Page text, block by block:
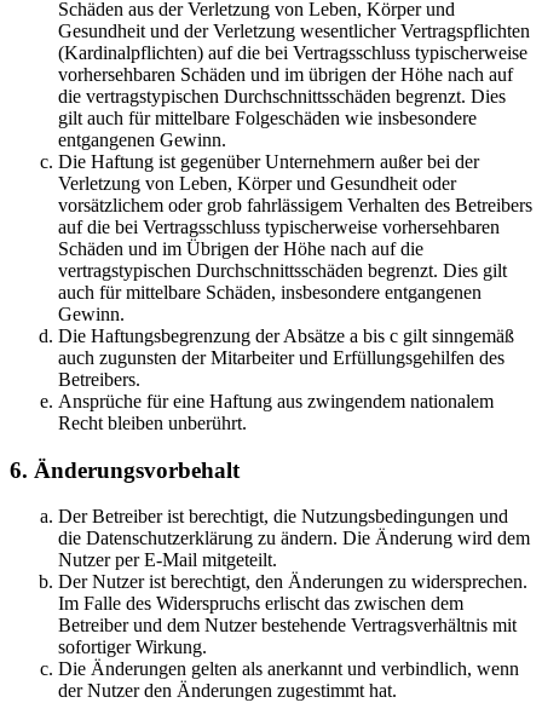
Schäden aus der Verletzung von Leben, Körper und
Gesundheit und der Verletzung wesentlicher Vertragspflichten
(Kardinalpflichten) auf die bei Vertragsschluss typischerweise
vorhersehbaren Schäden und im übrigen der Höhe nach auf
die vertragstypischen Durchschnittsschäden begrenzt. Dies
gilt auch für mittelbare Folgeschäden wie insbesondere
entgangenen Gewinn.
Die Haftung ist gegenüber Unternehmern außer bei der
Verletzung von Leben, Körper und Gesundheit oder
vorsätzlichem oder grob fahrlässigem Verhalten des Betreibers
auf die bei Vertragsschluss typischerweise vorhersehbaren
Schäden und im Übrigen der Höhe nach auf die
vertragstypischen Durchschnittsschäden begrenzt. Dies gilt
auch für mittelbare Schäden, insbesondere entgangenen
Gewinn.
Die Haftungsbegrenzung der Absätze a bis c gilt sinngemäß
auch zugunsten der Mitarbeiter und Erfüllungsgehilfen des
Betreibers.
Ansprüche für eine Haftung aus zwingendem nationalem
Recht bleiben unberührt.
6. Änderungsvorbehalt
Der Betreiber ist berechtigt, die Nutzungsbedingungen und
die Datenschutzerklärung zu ändern. Die Änderung wird dem
Nutzer per E-Mail mitgeteilt.
Der Nutzer ist berechtigt, den Änderungen zu widersprechen.
Im Falle des Widerspruchs erlischt das zwischen dem
Betreiber und dem Nutzer bestehende Vertragsverhältnis mit
sofortiger Wirkung.
Die Änderungen gelten als anerkannt und verbindlich, wenn
der Nutzer den Änderungen zugestimmt hat.